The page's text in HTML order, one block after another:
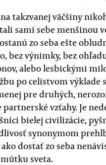
takzvanej väčšiny
sami sebe menšinou
zo seba ešte
bez výnimky, bez
alebo lesbickými
po celistvom výklade
pre druhých,
partnerské vzťahy. Je
bielej civilizácie,
synonymom
dostať zo seba
sveta.